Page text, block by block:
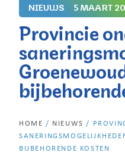
NIEUWS 5 MAART
Provincie
HOME / NIEUWS /
BIJBEHORENDE KOSTEN